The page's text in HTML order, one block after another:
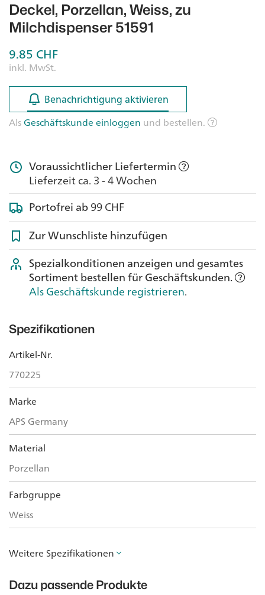
Deckel, Porzellan, Weiss, zu
Milchdispenser 51591
9.85 CHF
inkl. MwSt.
Benachrichtigung aktivieren
Benachrichtigung aktivieren
AlsGeschäftskunde einloggen und bestellen.
Voraussichtlicher Liefertermin
Lieferzeit ca. 3 - 4 Wochen
Portofrei ab99 CHF
Zur Wunschliste hinzufügen
Spezialkonditionen anzeigen und gesamtes
Sortiment bestellen für Geschäftskunden.
Als Geschäftskunde registrieren.
Spezifikationen
Artikel-Nr.
770225
Marke
APS Germany
Material
Porzellan
Farbgruppe
Weiss
Weitere Spezifikationen
Dazu passende Produkte